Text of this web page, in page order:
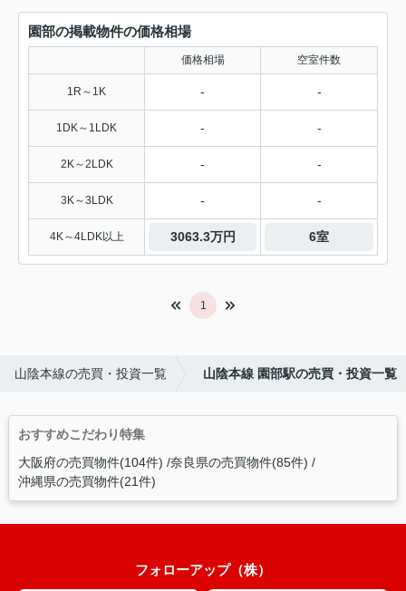
園部の掲載物件の価格相場
価格相場 空室件数
1R～1K - -
1DK～1LDK - -
2K～2LDK - -
3K～3LDK - -
4K～4LDK以上 3063.3万円 6室
1
山陰本線の売買・投資一覧 山陰本線 園部駅の売買・投資一覧
おすすめこだわり特集
大阪府の売買物件(104件) 奈良県の売買物件(85件)
沖縄県の売買物件(21件)
フォローアップ（株）